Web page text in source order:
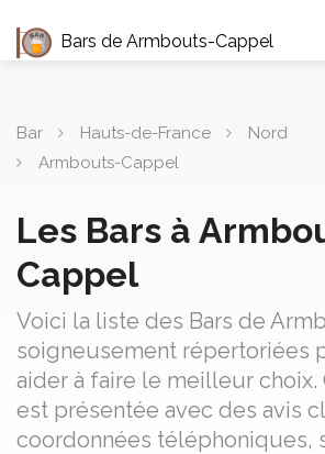
Bars de Armbouts-Cappel
Bar Hauts-de-France
Nord
Armbouts-Cappel
Les Bars à
Cappel
Voici la liste des Bars de
soigneusement répertoriées
aider à faire le meilleur choix.
est présentée avec des avis
coordonnées téléphoniques,